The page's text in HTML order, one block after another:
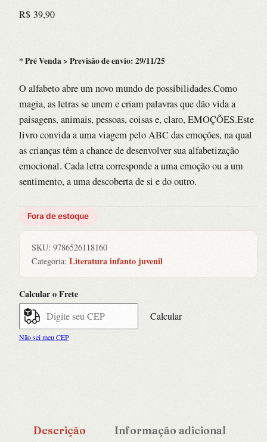
R$ 39,90
* Pré Venda > Previsão de envio: 29/11/25
O alfabeto abre um novo mundo de possibilidades.Como
magia, as letras se unem e criam palavras que dão vida a
paisagens, animais, pessoas, coisas e, claro, EMOÇÕES.Este
livro convida a uma viagem pelo ABC das emoções, na qual
as crianças têm a chance de desenvolver sua alfabetização
emocional. Cada letra corresponde a uma emoção ou a um
sentimento, a uma descoberta de si e do outro.
Fora de estoque
SKU: 9786526118160
Categoria: Literatura infanto juvenil
Calcular o Frete
Calcular
Não sei meu CEP
Descrição Informação adicional